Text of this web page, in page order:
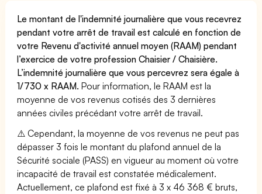
Le montant de l'indemnité journalière que vous recevrez
pendant votre arrêt de travail est calculé en fonction de
votre Revenu d'activité annuel moyen (RAAM) pendant
l’exercice de votre profession Chaisier / Chaisière.
L’indemnité journalière que vous percevrez sera égale à
1/730 x RAAM. Pour information, le RAAM est la
moyenne de vos revenus cotisés des 3 dernières
années civiles précédant votre arrêt de travail.
⚠️ Cependant, la moyenne de vos revenus ne peut pas
dépasser 3 fois le montant du plafond annuel de la
Sécurité sociale (PASS) en vigueur au moment où votre
incapacité de travail est constatée médicalement.
Actuellement, ce plafond est fixé à 3 x 46 368 € bruts,